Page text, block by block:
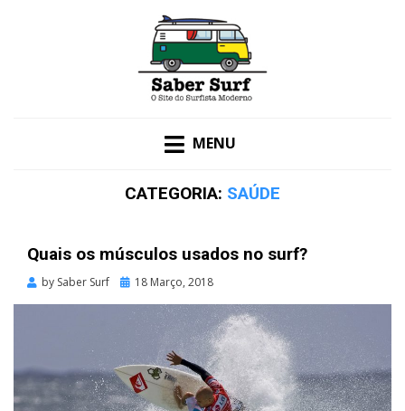
MENU
CATEGORIA: SAÚDE
Quais os músculos usados no surf?
by Saber Surf
Posted
18 Março, 2018